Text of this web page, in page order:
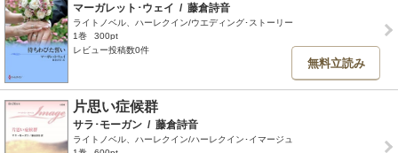
マーガレット･ウェイ / 藤倉詩音
ライトノベル、ハーレクイン/ウエディング･ストーリー
1巻
300pt
レビュー投稿数0件
無料立読み
片思い症候群
サラ･モーガン / 藤倉詩音
ライトノベル、ハーレクイン/ハーレクイン･イマージュ